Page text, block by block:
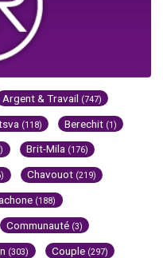
Argent & Travail (747)
(118) Berechit (1)
Brit-Mila (176)
Chavouot (219)
(188)
Communauté (3)
(303) Couple (297)